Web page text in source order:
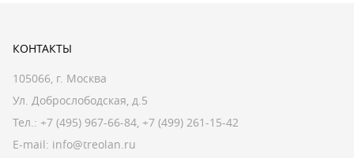
КОНТАКТЫ
105066, г. Москва
Ул. Доброслободская, д.5
Тел.: +7 (495) 967-66-84, +7 (499) 261-15-42
E-mail: info@treolan.ru